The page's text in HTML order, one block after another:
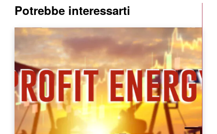
Potrebbe interessarti